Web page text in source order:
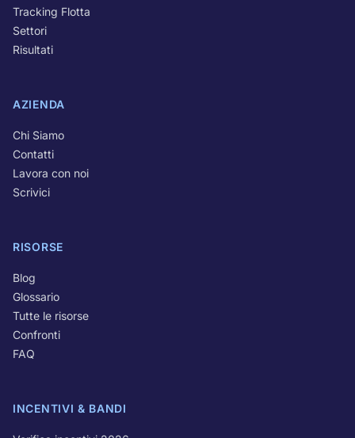
Tracking Flotta
Settori
Risultati
AZIENDA
Chi Siamo
Contatti
Lavora con noi
Scrivici
RISORSE
Blog
Glossario
Tutte le risorse
Confronti
FAQ
INCENTIVI & BANDI